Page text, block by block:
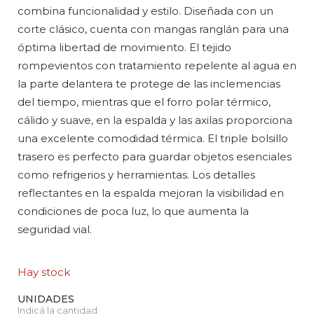
combina funcionalidad y estilo. Diseñada con un
corte clásico, cuenta con mangas ranglán para una
óptima libertad de movimiento. El tejido
rompevientos con tratamiento repelente al agua en
la parte delantera te protege de las inclemencias
del tiempo, mientras que el forro polar térmico,
cálido y suave, en la espalda y las axilas proporciona
una excelente comodidad térmica. El triple bolsillo
trasero es perfecto para guardar objetos esenciales
como refrigerios y herramientas. Los detalles
reflectantes en la espalda mejoran la visibilidad en
condiciones de poca luz, lo que aumenta la
seguridad vial.
Hay stock